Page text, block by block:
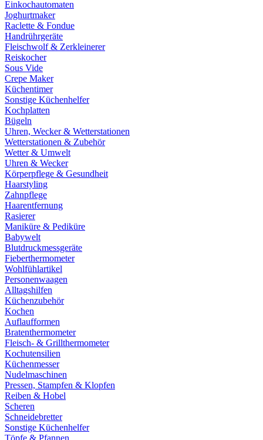
Einkochautomaten
Joghurtmaker
Raclette & Fondue
Handrührgeräte
Fleischwolf & Zerkleinerer
Reiskocher
Sous Vide
Crepe Maker
Küchentimer
Sonstige Küchenhelfer
Kochplatten
Bügeln
Uhren, Wecker & Wetterstationen
Wetterstationen & Zubehör
Wetter & Umwelt
Uhren & Wecker
Körperpflege & Gesundheit
Haarstyling
Zahnpflege
Haarentfernung
Rasierer
Maniküre & Pediküre
Babywelt
Blutdruckmessgeräte
Fieberthermometer
Wohlfühlartikel
Personenwaagen
Alltagshilfen
Küchenzubehör
Kochen
Auflaufformen
Bratenthermometer
Fleisch- & Grillthermometer
Kochutensilien
Küchenmesser
Nudelmaschinen
Pressen, Stampfen & Klopfen
Reiben & Hobel
Scheren
Schneidebretter
Sonstige Küchenhelfer
Töpfe & Pfannen